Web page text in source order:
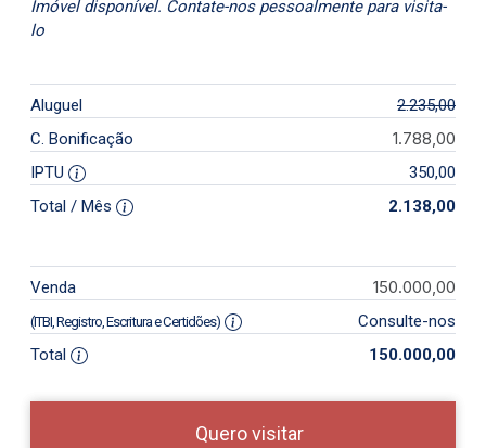
Imóvel disponível. Contate-nos pessoalmente para visita-
lo
Aluguel
2.235,00
C. Bonificação
1.788,00
IPTU
350,00
Total / Mês
2.138,00
Venda 150.000,00
(ITBI, Registro, Escritura e Certidões)
Consulte-nos
Total
150.000,00
Quero visitar